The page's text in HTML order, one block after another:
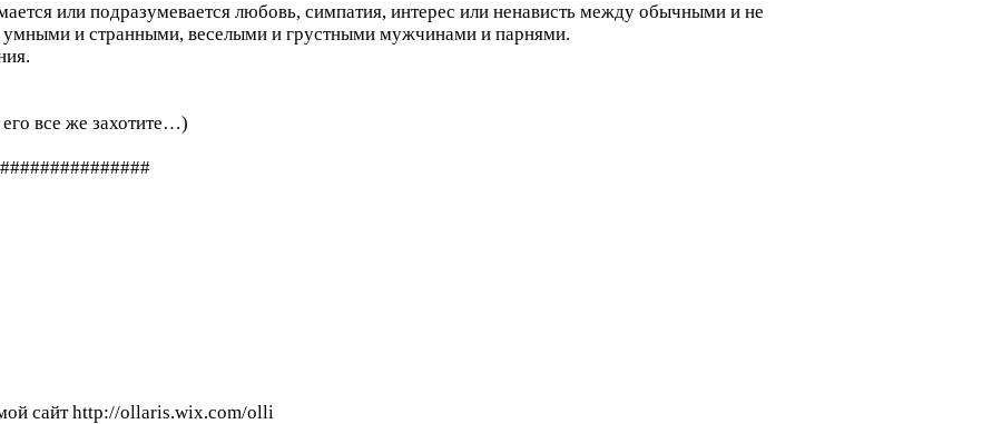
или подразумевается любовь, симпатия, интерес или ненависть между обычными и не
и странными, веселыми и грустными мужчинами и парнями.
все же захотите…)
сайт http://ollaris.wix.com/olli